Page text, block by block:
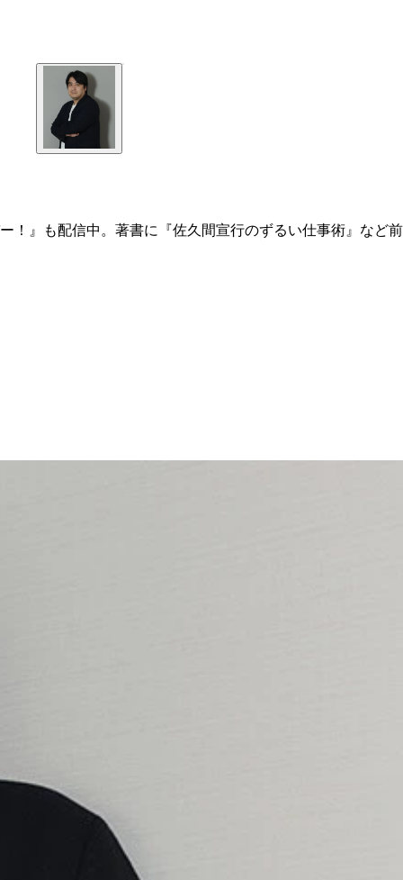
』も配信中。著書に『佐久間宣行のずるい仕事術』など前